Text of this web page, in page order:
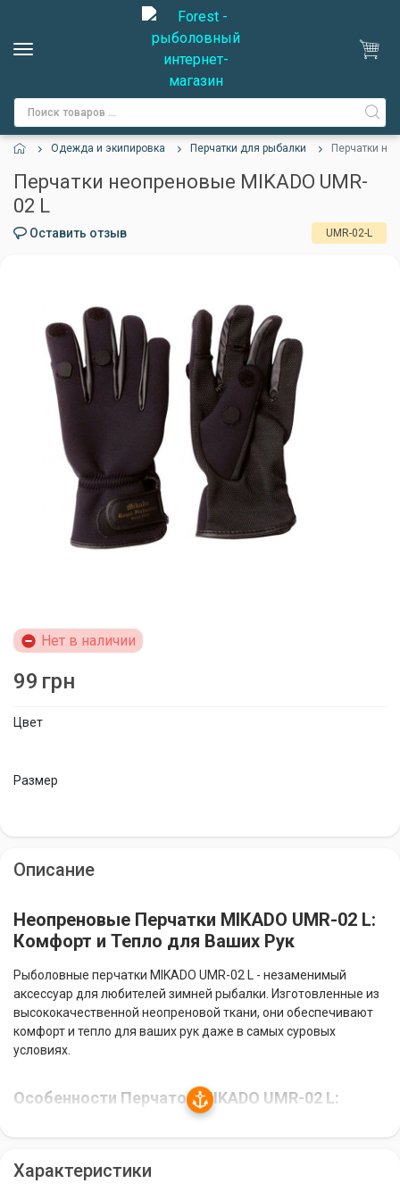
Одежда и экипировка Перчатки для рыбалки Перчатки
Перчатки неопреновые MIKADO UMR-
02 L
Оставить отзыв UMR-02-L
Цвет
Размер
Нет в наличии
99 грн
Описание
Неопреновые Перчатки MIKADO UMR-02 L:
Комфорт и Тепло для Ваших Рук
Рыболовные перчатки MIKADO UMR-02 L - незаменимый
аксессуар для любителей зимней рыбалки. Изготовленные из
высококачественной неопреновой ткани, они обеспечивают
комфорт и тепло для ваших рук даже в самых суровых
условиях.
Особенности Перчаток MIKADO UMR-02 L:
Мягкость и Удобство:
Характеристики